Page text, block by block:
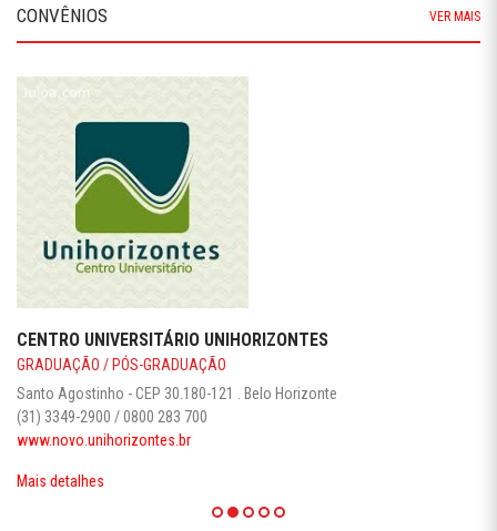
CONVÊNIOS VER MAIS
CENTRO UNIVERSITÁRIO UNIHORIZONTES
GRADUAÇÃO / PÓS-GRADUAÇÃO
Santo Agostinho - CEP 30.180-121 . Belo Horizonte
(31) 3349-2900 / 0800 283 700
www.novo.unihorizontes.br
Mais detalhes